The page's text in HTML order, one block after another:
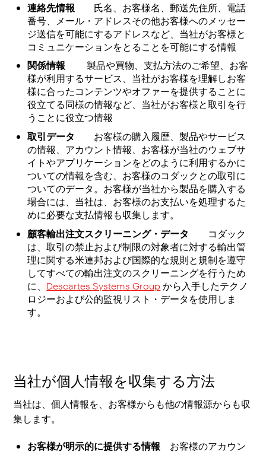
連絡先情報 氏名、お客様名、郵送先住所、電話
番号、メール・アドレスその他お客様へのメッセー
ジ送信を可能にするアドレスなど、当社がお客様と
コミュニケーションをとることを可能にする情報
関係情報 製品や買物、支払方法のご希望、お客
様が利用するサービス、当社がお客様を理解しお客
様に合ったコンテンツやオファーを提供することに
役立てる同様の情報など、当社がお客様と取引を行
うことに役立つ情報
取引データ
お客様の購入履歴、製品やサービス
の情報、アカウント情報、お客様が当社のウェブサ
イトやアプリケーションをどのように利用するかに
ついての情報を含む、お客様のコダックとの取引に
ついてのデータ。お客様が当社から製品を購入する
場合には、当社は、お客様のお支払いを処理するた
めに必要な支払情報も収集します。
顧客輸出注文スクリーニング・データ
コダック
は、取引の禁止および制限の対象者に対する輸出管
理に関する米連邦および国際的な規則と規制を遵守
してすべての輸出注文のスクリーニングを行うため
に、 Descartes Systems Group から入手したテクノ
ロジーおよび公的監視リスト・データを使用しま
す。
当社が個人情報を収集する方法
当社は、個人情報を、お客様からも他の情報源からも収
集します。
お客様が明示的に提供する情報 お客様のアカウン